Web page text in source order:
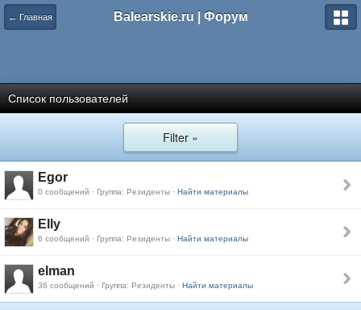
← Главная Balearskie.ru | Форум
Список пользователей
Filter »
Egor
0 сообщений · Группа: Резиденты · Найти материалы
Elly
6 сообщений · Группа: Резиденты · Найти материалы
elman
36 сообщений · Группа: Резиденты · Найти материалы